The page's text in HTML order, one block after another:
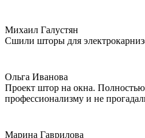
Михаил Галустян
Сшили шторы для
Ольга Иванова
Проект штор на окна.
профессионализму и не
Марина Гаврилова